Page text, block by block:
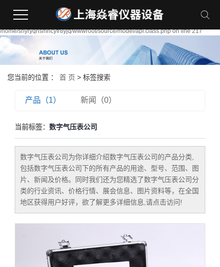
file_put_contents(/home/shyryqnsmhcyfr8yjq/wwwroot/source/cache/
failed to open stream: Permission denied in
/home/shyryqnsmhcyfr8yjq/wwwroot/source/model/api.class.php on line 217
您当前的位置 ： 首 页 > 标签搜索
产品（1） 新闻（0）
当前标签： 数字气压表公司
数字气压表公司为你详细介绍数字气压表公司的产品分类,
包括数字气压表公司下的所有产品的用途、型号、范围、图
片、新闻及价格。同时我们还为您精选了数字气压表公司分
类的行业资讯、价格行情、展会信息、图片资料等，在全国
地区获得用户好评，欲了解更多详细信息,请点击访问!